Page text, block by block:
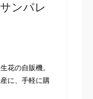
ンパレ
花の自販機。
に、手軽に購